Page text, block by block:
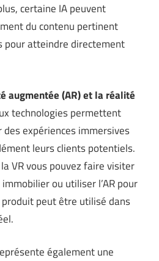
certaine IA peuvent
du contenu pertinent
pour atteindre directement
augmentée (AR) et la réalité
technologies permettent
expériences immersives
leurs clients potentiels.
VR vous pouvez faire visiter
ou utiliser l’AR pour
peut être utilisé dans
également une